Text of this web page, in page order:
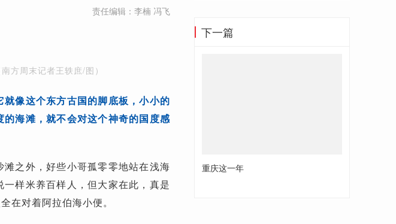
责任编辑：李楠 冯飞
南方周末记者王轶庶/图）
像这个东方古国的脚底板，小小的
海滩，就不会对这个神奇的国度感
之外，好些小哥孤零零地站在浅海
样米养百样人，但大家在此，真是
在对着阿拉伯海小便。
下一篇
重庆这一年